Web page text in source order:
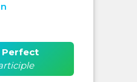
Perfect